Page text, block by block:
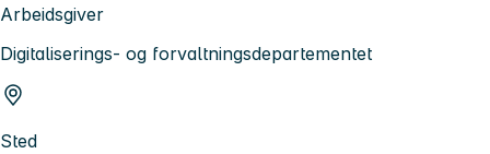
Arbeidsgiver
Digitaliserings- og forvaltningsdepartementet
Sted